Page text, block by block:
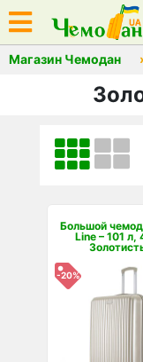
Магазин Чемодан
Большой
Line – 101 л,
-20%